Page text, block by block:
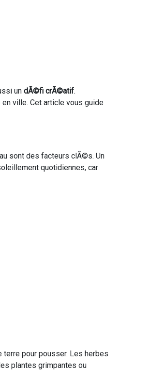
un dÃ©fi crÃ©atif.
ville. Cet article vous guide
sont des facteurs clÃ©s. Un
quotidiennes, car
pour pousser. Les herbes
plantes grimpantes ou